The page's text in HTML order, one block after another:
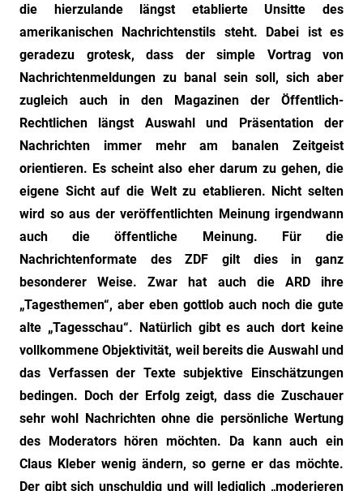
die hierzulande längst etablierte Unsitte des
amerikanischen Nachrichtenstils steht. Dabei ist es
geradezu grotesk, dass der simple Vortrag von
Nachrichtenmeldungen zu banal sein soll, sich aber
zugleich auch in den Magazinen der Öffentlich-
Rechtlichen längst Auswahl und Präsentation der
Nachrichten immer mehr am banalen Zeitgeist
orientieren. Es scheint also eher darum zu gehen, die
eigene Sicht auf die Welt zu etablieren. Nicht selten
wird so aus der veröffentlichten Meinung irgendwann
auch die öffentliche Meinung. Für die
Nachrichtenformate des ZDF gilt dies in ganz
besonderer Weise. Zwar hat auch die ARD ihre
„Tagesthemen“, aber eben gottlob auch noch die gute
alte „Tagesschau“. Natürlich gibt es auch dort keine
vollkommene Objektivität, weil bereits die Auswahl und
das Verfassen der Texte subjektive Einschätzungen
bedingen. Doch der Erfolg zeigt, dass die Zuschauer
sehr wohl Nachrichten ohne die persönliche Wertung
des Moderators hören möchten. Da kann auch ein
Claus Kleber wenig ändern, so gerne er das möchte.
Der gibt sich unschuldig und will lediglich „moderieren